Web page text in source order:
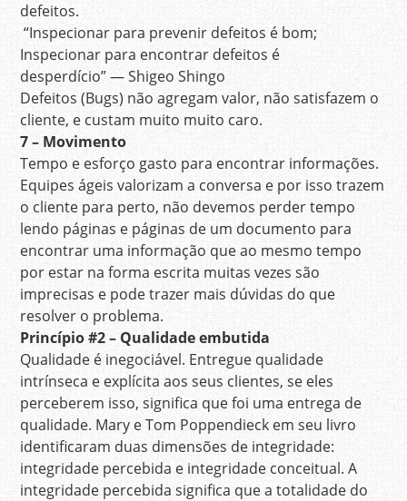
defeitos.
“Inspecionar para prevenir defeitos é bom;
Inspecionar para encontrar defeitos é
desperdício” — Shigeo Shingo
Defeitos (Bugs) não agregam valor, não satisfazem o
cliente, e custam muito muito caro.
7 – Movimento
Tempo e esforço gasto para encontrar informações.
Equipes ágeis valorizam a conversa e por isso trazem
o cliente para perto, não devemos perder tempo
lendo páginas e páginas de um documento para
encontrar uma informação que ao mesmo tempo
por estar na forma escrita muitas vezes são
imprecisas e pode trazer mais dúvidas do que
resolver o problema.
Princípio#2 – Qualidade embutida
Qualidade é inegociável. Entregue qualidade
intrínseca e explícita aos seus clientes, se eles
perceberem isso, significa que foi uma entrega de
qualidade. Mary e Tom Poppendieck em seu livro
identificaram duas dimensões de integridade:
integridade percebida e integridade conceitual. A
integridade percebida significa que a totalidade do